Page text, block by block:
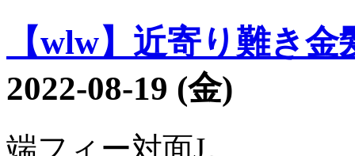
【wlw】近寄り難き
2022-08-19 (金)
端フィー対面J。